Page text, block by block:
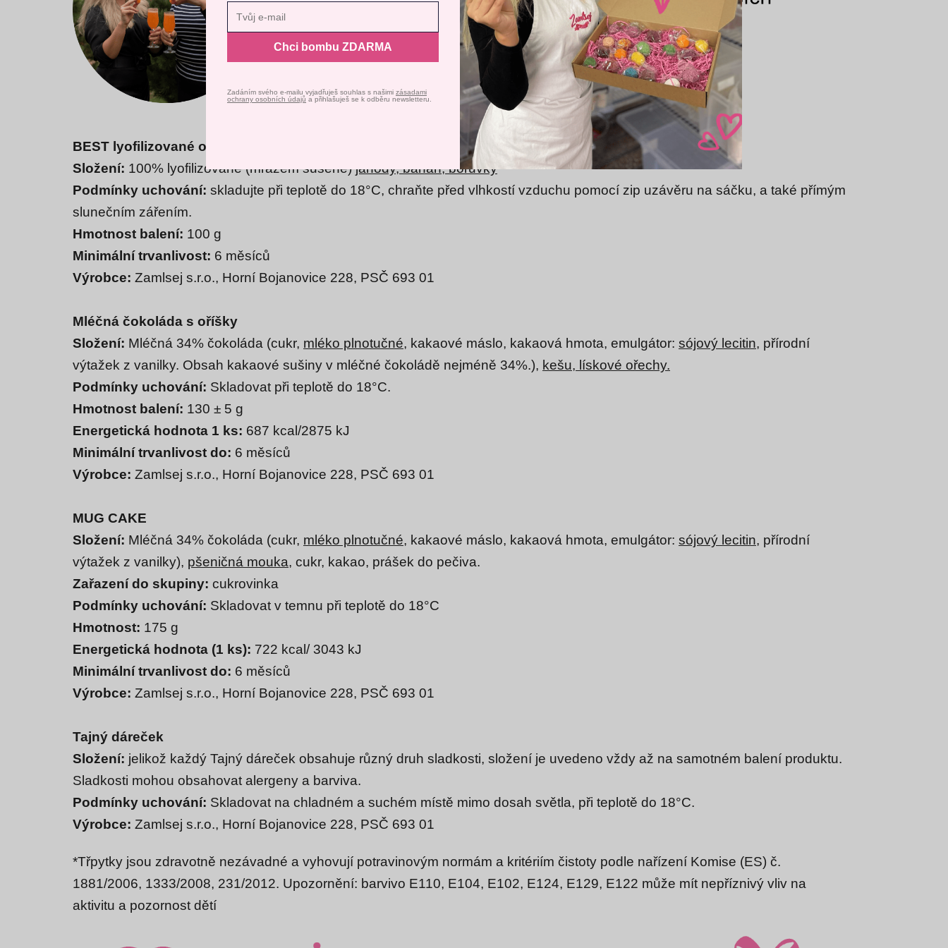
Odmítnout Souhlasím
BEST lyofilizované ovoce
Složení: 100% lyofilizované (mrazem sušené)jahody, banán, borůvky
Podmínky uchování: skladujte při teplotě do 18°C, chraňte před vlhkostí vzduchu pomocí zip uzávěru na sáčku, a také přímým
slunečním zářením.
Hmotnost balení: 100 g
Minimální trvanlivost: 6 měsíců
Výrobce: Zamlsej s.r.o., Horní Bojanovice 228, PSČ 693 01
Mléčná čokoláda s oříšky
Složení: Mléčná 34% čokoláda (cukr, mléko plnotučné, kakaové máslo, kakaová hmota, emulgátor: sójový lecitin, přírodní
výtažek z vanilky. Obsah kakaové sušiny v mléčné čokoládě nejméně 34%.), kešu, lískové ořechy.
Podmínky uchování: Skladovat při teplotě do 18°C.
Hmotnost balení: 130 ± 5 g
Energetická hodnota 1 ks: 687 kcal/2875 kJ
Minimální trvanlivost do: 6 měsíců
Výrobce: Zamlsej s.r.o., Horní Bojanovice 228, PSČ 693 01
MUG CAKE
Složení: Mléčná 34% čokoláda (cukr, mléko plnotučné, kakaové máslo, kakaová hmota, emulgátor: sójový lecitin, přírodní
výtažek z vanilky), pšeničná mouka, cukr, kakao, prášek do pečiva.
Zařazení do skupiny: cukrovinka
Podmínky uchování: Skladovat v temnu při teplotě do 18°C
Hmotnost: 175 g
Energetická hodnota (1 ks): 722 kcal/ 3043 kJ
Minimální trvanlivost do: 6 měsíců
Výrobce: Zamlsej s.r.o., Horní Bojanovice 228, PSČ 693 01
Tajný dáreček
Složení: jelikož každý Tajný dáreček obsahuje různý druh sladkosti, složení je uvedeno vždy až na samotném balení produktu.
Sladkosti mohou obsahovat alergeny a barviva.
Podmínky uchování: Skladovat na chladném a suchém místě mimo dosah světla, při teplotě do 18°C.
Výrobce: Zamlsej s.r.o., Horní Bojanovice 228, PSČ 693 01
*Třpytky jsou zdravotně nezávadné a vyhovují potravinovým normám a kritériím čistoty podle nařízení Komise (ES) č.
1881/2006, 1333/2008, 231/2012. Upozornění: barvivo E110, E104, E102, E124, E129, E122 může mít nepříznivý vliv na
aktivitu a pozornost dětí
Chci bombu ZDARMA
Zadáním svého e-mailu vyjadřuješ souhlas s našimi zásadami
ochrany osobních údajů a přihlašuješ se k odběru newsletteru.